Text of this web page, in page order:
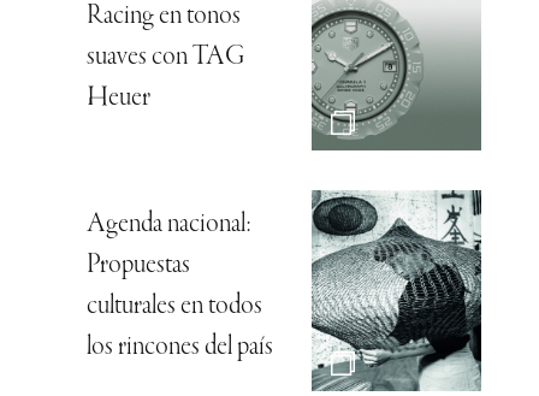
Racing en tonos
suaves con TAG
Heuer
Agenda nacional:
Propuestas
culturales en todos
los rincones del país